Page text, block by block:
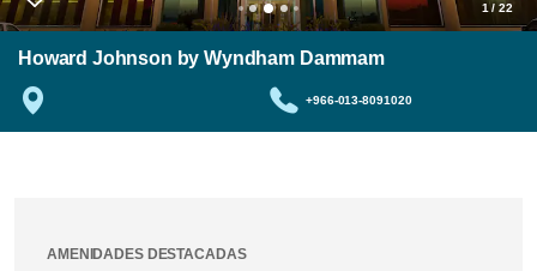
1/22
Howard Johnson by Wyndham Dammam
+966-013-8091020
AMENIDADES DESTACADAS